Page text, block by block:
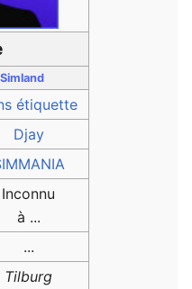
étiquette
Djay
Inconnu
à ...
...
Tilburg